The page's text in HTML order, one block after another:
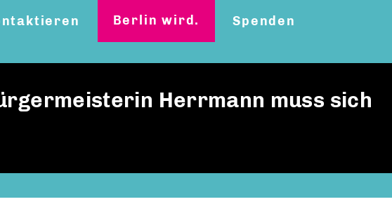
Berlin wird. Spenden
Herrmann muss sich